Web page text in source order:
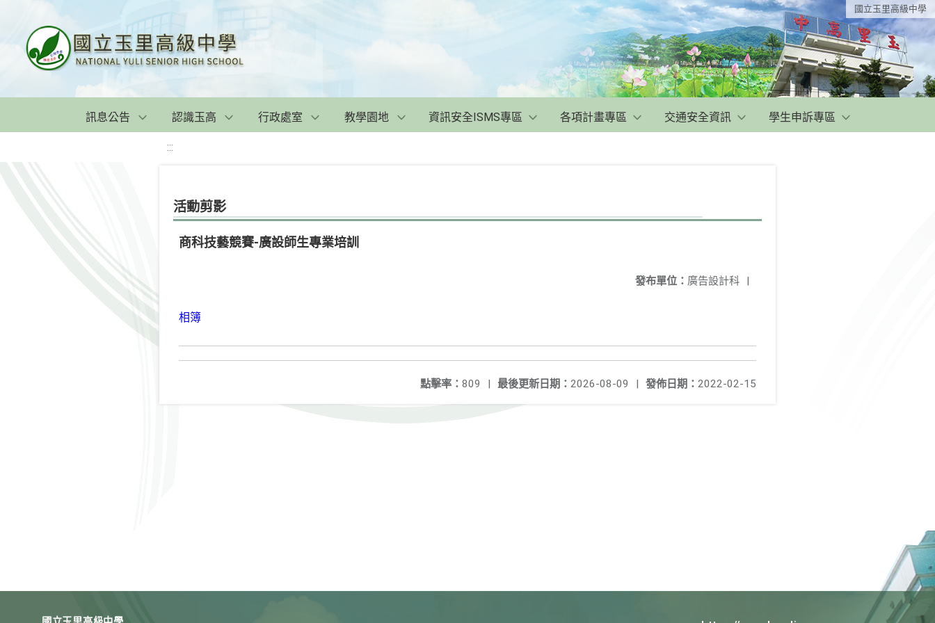
國立玉里高級中學
訊息公告 認識玉高 行政處室 教學園地 資訊安全ISMS專區 各項計畫專區 交通安全資訊 學生申訴專區
:::
活動剪影
商科技藝競賽-廣設師生專業培訓
發布單位： 廣告設計科 |
相簿
發佈日期： 2022-02-15
最後更新日期： 2026-08-09 |
點擊率： 809 |